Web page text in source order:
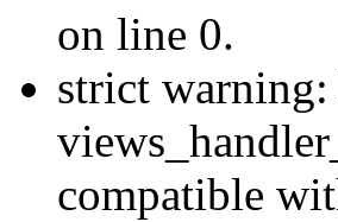
on line 0.
strict
compatible